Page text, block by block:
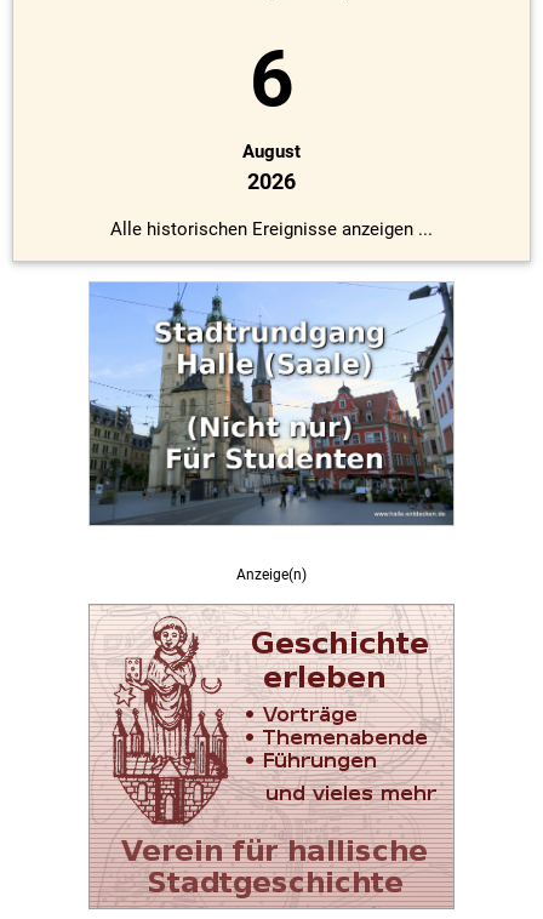
6
August
2026
Alle historischen Ereignisse anzeigen ...
Anzeige(n)